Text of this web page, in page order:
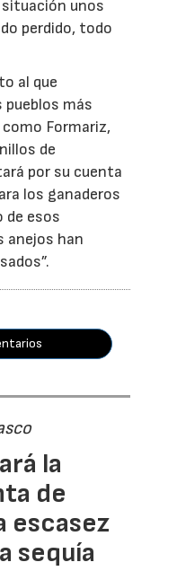
unos
perdido, todo
al que
pueblos más
Formariz,
de
por su cuenta
los ganaderos
de esos
anejos han
la
de
escasez
sequía